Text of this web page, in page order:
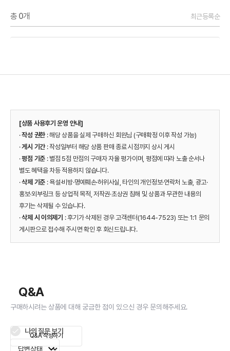
총 0개 최근등록순
[상품 사용후기 운영 안내]
·작성 권한 : 해당 상품을 실제 구매하신 회원님 (구매확정 이후 작성 가능)
·게시 기간: 작성일부터 해당 상품 판매 종료 시점까지 상시 게시
·평점 기준 : 별점 5점 만점의 구매자 자율 평가이며, 평점에 따라 노출 순서나
별도 혜택을 차등 적용하지 않습니다.
·삭제 기준 : 욕설·비방·명예훼손·허위사실, 타인의 개인정보·연락처 노출, 광고·
홍보·외부링크 등 상업적 목적, 저작권·초상권 침해 및 상품과 무관한 내용의
후기는 삭제될 수 있습니다.
·삭제 시 이의제기 : 후기가 삭제된 경우 고객센터(1644-7523) 또는 1:1 문의
게시판으로 접수해 주시면 확인 후 회신드립니다.
Q&A
구매하시려는 상품에 대해 궁금한 점이 있으신 경우 문의해주세요.
나의 질문 보기
Q&A 작성하기